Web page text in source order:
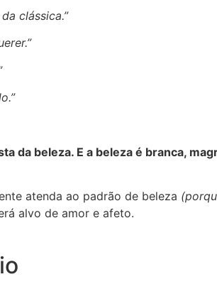
clássica.”
da beleza. E a beleza é branca,
atenda ao padrão de beleza
alvo de amor e afeto.